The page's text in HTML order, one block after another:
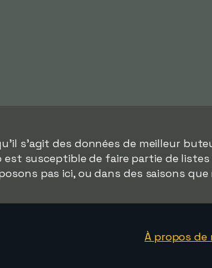
s'agit des données de meilleur
est susceptible de faire partie de
pas ici, ou dans des saisons
À propos de